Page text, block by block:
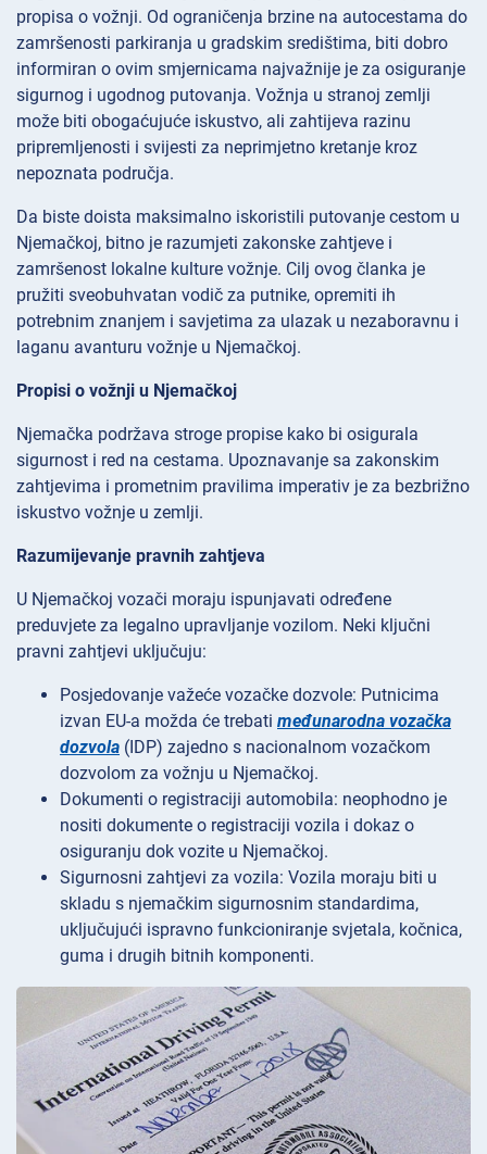
propisa o vožnji. Od ograničenja brzine na autocestama do
zamršenosti parkiranja u gradskim središtima, biti dobro
informiran o ovim smjernicama najvažnije je za osiguranje
sigurnog i ugodnog putovanja. Vožnja u stranoj zemlji
može biti obogaćujuće iskustvo, ali zahtijeva razinu
pripremljenosti i svijesti za neprimjetno kretanje kroz
nepoznata područja.
Da biste doista maksimalno iskoristili putovanje cestom u
Njemačkoj, bitno je razumjeti zakonske zahtjeve i
zamršenost lokalne kulture vožnje. Cilj ovog članka je
pružiti sveobuhvatan vodič za putnike, opremiti ih
potrebnim znanjem i savjetima za ulazak u nezaboravnu i
laganu avanturu vožnje u Njemačkoj.
Propisi o vožnji u Njemačkoj
Njemačka podržava stroge propise kako bi osigurala
sigurnost i red na cestama. Upoznavanje sa zakonskim
zahtjevima i prometnim pravilima imperativ je za bezbrižno
iskustvo vožnje u zemlji.
Razumijevanje pravnih zahtjeva
U Njemačkoj vozači moraju ispunjavati određene
preduvjete za legalno upravljanje vozilom. Neki ključni
pravni zahtjevi uključuju:
Posjedovanje važeće vozačke dozvole: Putnicima
izvan EU-a možda će trebati međunarodna vozačka
dozvola (IDP) zajedno s nacionalnom vozačkom
dozvolom za vožnju u Njemačkoj.
Dokumenti o registraciji automobila: neophodno je
nositi dokumente o registraciji vozila i dokaz o
osiguranju dok vozite u Njemačkoj.
Sigurnosni zahtjevi za vozila: Vozila moraju biti u
skladu s njemačkim sigurnosnim standardima,
uključujući ispravno funkcioniranje svjetala, kočnica,
guma i drugih bitnih komponenti.